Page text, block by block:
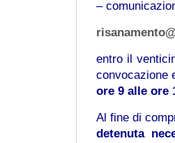
–
entro il
convocazione
ore 9 alle ore
Al fine di
detenuta